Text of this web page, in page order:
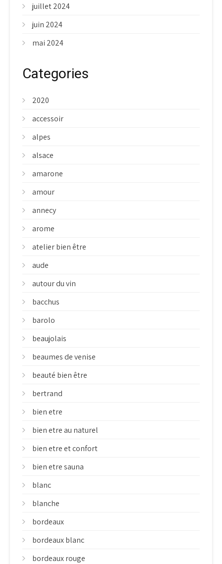
juillet 2024
juin 2024
mai 2024
Categories
2020
accessoir
alpes
alsace
amarone
amour
annecy
arome
atelier bien être
aude
autour du vin
bacchus
barolo
beaujolais
beaumes de venise
beauté bien être
bertrand
bien etre
bien etre au naturel
bien etre et confort
bien etre sauna
blanc
blanche
bordeaux
bordeaux blanc
bordeaux rouge